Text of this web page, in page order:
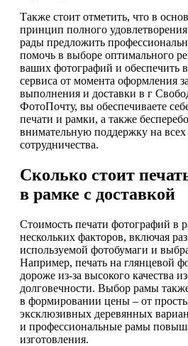
Также стоит отметить, что в
принцип полного
рады предложить
помочь в выборе оптимального
ваших фотографий и обеспечить
сервиса от момента оформления
выполнения и доставки в г
ФотоПочту, вы обеспечиваете
печати и рамки, а также
внимательную поддержку на всех
сотрудничества.
Сколько стоит
в рамке с доставкой
Стоимость печати фотографий в
нескольких факторов, включая
используемой фотобумаги и
Например, печать на глянцевой
дороже из-за высокого качества
долговечности. Выбор рамы
в формировании цены – от
эксклюзивных деревянных
и профессиональные рамы
изготовления.